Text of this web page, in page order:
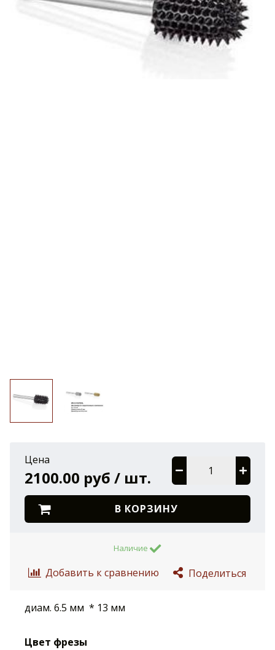
Цена
2100.00 руб / шт.
В КОРЗИНУ
Наличие
Добавить к сравнению Поделиться
диам. 6.5 мм * 13 мм
Цвет фрезы